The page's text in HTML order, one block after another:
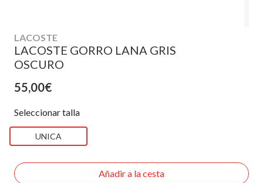
LACOSTE
LACOSTE GORRO LANA GRIS
OSCURO
55,00€
Seleccionar talla
UNICA